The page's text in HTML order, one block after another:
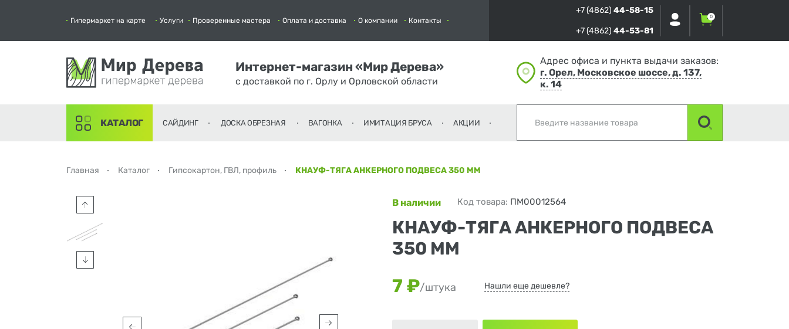
Гипермаркет на карте Услуги Проверенные мастера Оплата и доставка О компании Контакты
+7 (4862) 44-58-15
+7 (4862) 44-53-81
0
Интернет-магазин «Мир Дерева»
с доставкой по г. Орлу и Орловской области
Адрес офиса и пункта выдачи заказов:
г. Орел, Московское шоссе, д. 137,
к. 14
КАТАЛОГ САЙДИНГ ДОСКА ОБРЕЗНАЯ ВАГОНКА ИМИТАЦИЯ БРУСА АКЦИИ
Главная Каталог Гипсокартон, ГВЛ, профиль КНАУФ-ТЯГА АНКЕРНОГО ПОДВЕСА 350 ММ
В наличии Код товара: ПМ00012564
КНАУФ-ТЯГА АНКЕРНОГО ПОДВЕСА
350 ММ
7 ₽/штука Нашли еще дешевле?